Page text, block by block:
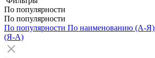
По популярности
По популярности
По популярности По наименованию (А-Я)
(Я-А)